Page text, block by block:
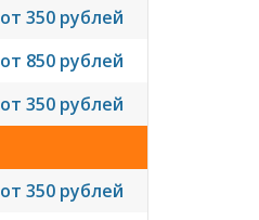
от 350 рублей
от 850 рублей
от 350 рублей
от 350 рублей